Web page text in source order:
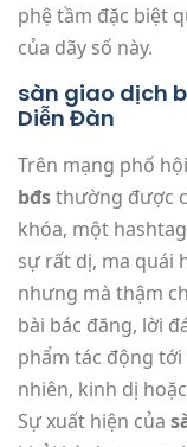
phệ tầm đặc biệt
của dãy số này.
sàn giao dịch
Diễn Đàn
Trên mạng phố
bđsthường được
khóa, một
sự rất dị, ma quái
nhưng mà thậm
bài bác đăng, lời
phẩm tác động
nhiên, kinh dị
Sự xuất hiện của